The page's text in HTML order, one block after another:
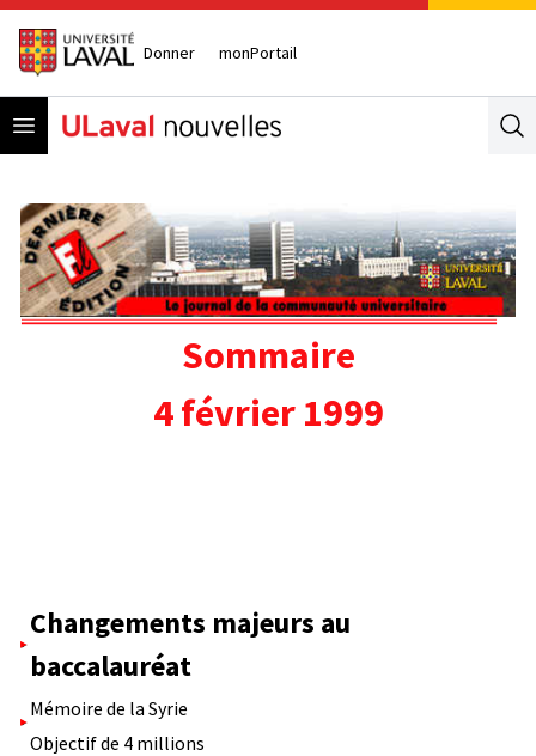
Donner monPortail
Open menu
Sommaire
4 février 1999
Changements majeurs au
baccalauréat
Mémoire de la Syrie
Objectif de 4 millions